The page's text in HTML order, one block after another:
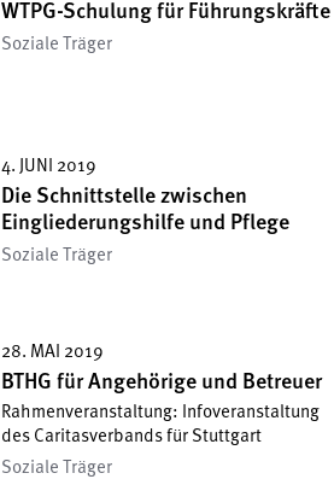
WTPG-Schulung für Führungskräfte
Soziale Träger
4. JUNI 2019
Die Schnittstelle zwischen
Eingliederungshilfe und Pflege
Soziale Träger
28. MAI 2019
BTHG für Angehörige und Betreuer
Rahmenveranstaltung: Infoveranstaltung
des Caritasverbands für Stuttgart
Soziale Träger